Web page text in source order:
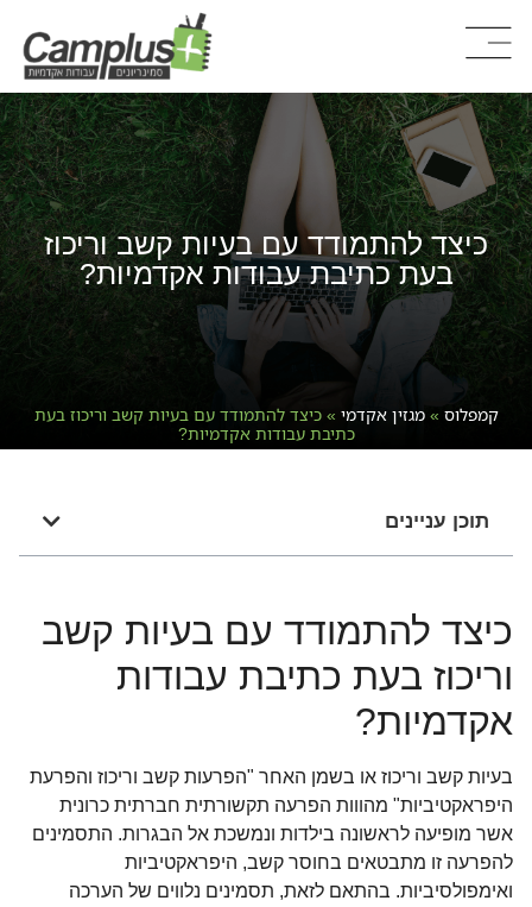
כיצד להתמודד עם בעיות קשב וריכוז
בעת כתיבת עבודות אקדמיות?
קמפלוס »מגזין אקדמי »כיצד להתמודד עם בעיות קשב וריכוז בעת
כתיבת עבודות אקדמיות?
תוכן עניינים
כיצד להתמודד עם בעיות קשב
וריכוז בעת כתיבת עבודות
אקדמיות?
בעיות קשב וריכוז או בשמן האחר "הפרעות קשב וריכוז והפרעת
היפראקטיביות" מהווות הפרעה תקשורתית חברתית כרונית
אשר מופיעה לראשונה בילדות ונמשכת אל הבגרות. התסמינים
להפרעה זו מתבטאים בחוסר קשב, היפראקטיביות
ואימפולסיביות. בהתאם לזאת, תסמינים נלווים של הערכה